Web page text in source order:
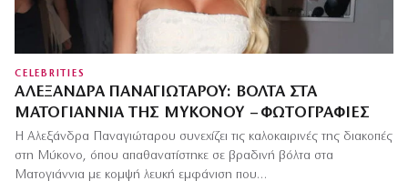
CELEBRITIES
ΑΛΕΞΆΝΔΡΑ ΠΑΝΑΓΙΏΤΑΡΟΥ: ΒΌΛΤΑ ΣΤΑ
ΜΑΤΟΓΙΆΝΝΙΑ ΤΗΣ ΜΥΚΌΝΟΥ – ΦΩΤΟΓΡΑΦΊΕΣ
Η Αλεξάνδρα Παναγιώταρου συνεχίζει τις καλοκαιρινές της διακοπές
στη Μύκονο, όπου απαθανατίστηκε σε βραδινή βόλτα στα
Ματογιάννια με κομψή λευκή εμφάνιση που…